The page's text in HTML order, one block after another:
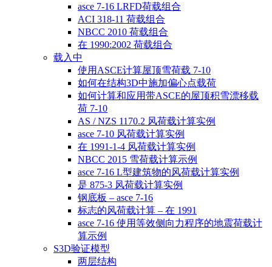
asce 7-16 LRFD荷载组合
ACI 318-11 荷载组合
NBCC 2010 荷载组合
在 1990:2002 荷载组合
载入中
使用ASCE计算屋顶雪荷载 7-10
如何在结构3D中施加偏心点载荷
如何计算和应用带ASCE的屋顶积雪漂移载
荷 7-10
AS / NZS 1170.2 风荷载计算实例
asce 7-10 风荷载计算实例
在 1991-1-4 风荷载计算实例
NBCC 2015 雪荷载计算示例
asce 7-16 L型建筑物的风荷载计算实例
是 875-3 风荷载计算实例
钢底板 – asce 7-16
标志的风荷载计算 – 在 1991
asce 7-16 使用等效侧向力程序的地震荷载计
算示例
S3D验证模型
两层结构